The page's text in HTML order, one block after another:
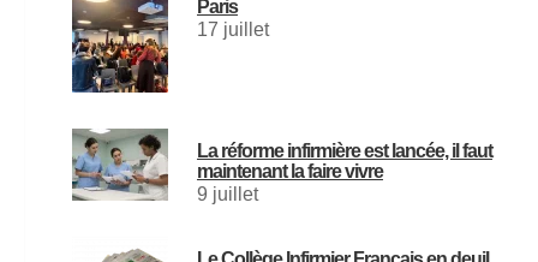
Paris
17 juillet
La réforme infirmière est lancée, il faut
maintenant la faire vivre
9 juillet